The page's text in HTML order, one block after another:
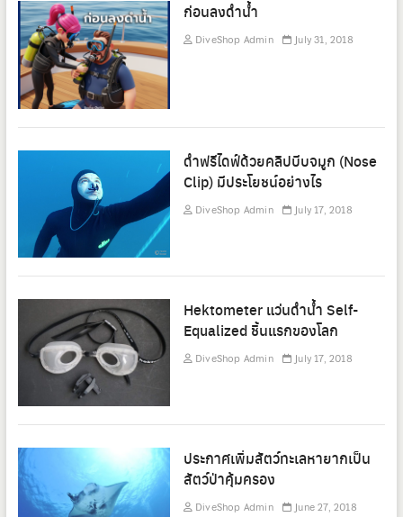
ก่อนลงดำน้ำ
DiveShop Admin July 31, 2018
ดำฟรีไดฟ์ด้วยคลิปบีบจมูก (Nose
Clip) มีประโยชน์อย่างไร
DiveShop Admin July 17, 2018
Hektometer แว่นดำน้ำ Self-
Equalized ชิ้นแรกของโลก
DiveShop Admin July 17, 2018
ประกาศเพิ่มสัตว์ทะเลหายากเป็น
สัตว์ป่าคุ้มครอง
DiveShop Admin June 27, 2018